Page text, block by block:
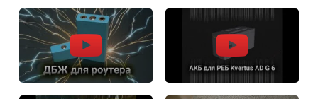
Клавіатура: 3D друк +
Arduino + AS5600
АКБ для РЕБ 28В